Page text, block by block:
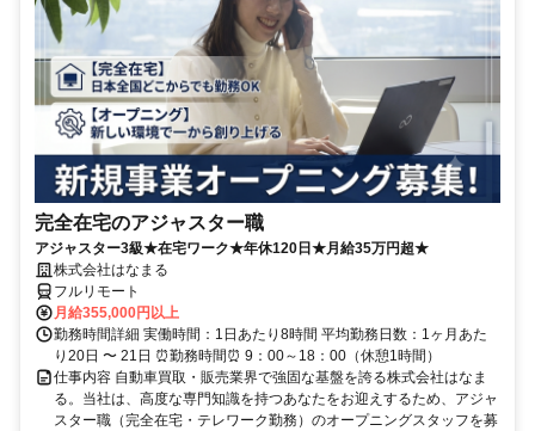
完全在宅のアジャスター職
アジャスター3級★在宅ワーク★年休120日★月給35万円超★
株式会社はなまる
フルリモート
月給355,000円以上
勤務時間詳細 実働時間：1日あたり8時間 平均勤務日数：1ヶ月あた
り20日 〜 21日 ⏰勤務時間⏰ 9：00～18：00（休憩1時間）
仕事内容 自動車買取・販売業界で強固な基盤を誇る株式会社はなま
る。当社は、高度な専門知識を持つあなたをお迎えするため、アジャ
スター職（完全在宅・テレワーク勤務）のオープニングスタッフを募